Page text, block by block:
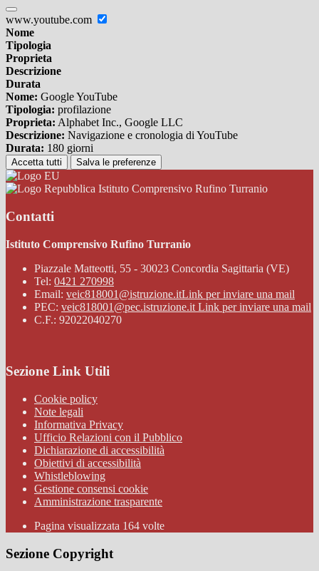
www.youtube.com
Nome
Tipologia
Proprieta
Descrizione
Durata
Nome: Google YouTube
Tipologia: profilazione
Proprieta: Alphabet Inc., Google LLC
Descrizione: Navigazione e cronologia di YouTube
Durata: 180 giorni
Accetta tutti Salva le preferenze
Istituto Comprensivo Rufino Turranio
Contatti
Istituto Comprensivo Rufino Turranio
Piazzale Matteotti, 55 - 30023 Concordia Sagittaria (VE)
Tel: 0421 270998
Email: veic818001@istruzione.itLink per inviare una mail
PEC: veic818001@pec.istruzione.it Link per inviare una mail
C.F.: 92022040270
Sezione Link Utili
Cookie policy
Note legali
Informativa Privacy
Ufficio Relazioni con il Pubblico
Dichiarazione di accessibilità
Obiettivi di accessibilità
Whistleblowing
Gestione consensi cookie
Amministrazione trasparente
Pagina visualizzata 164 volte
Sezione Copyright